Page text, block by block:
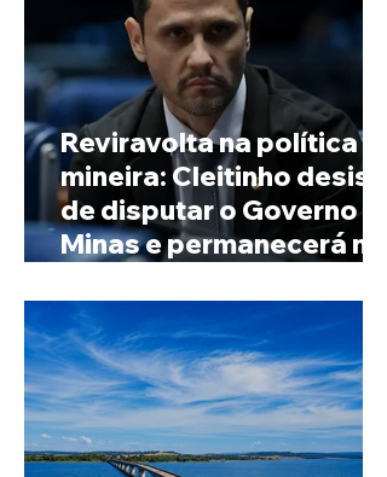
Reviravolta na política
mineira: Cleitinho desiste
de disputar o Governo de
Minas e permanecerá no